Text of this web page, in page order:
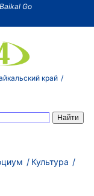
Go
край
Культура